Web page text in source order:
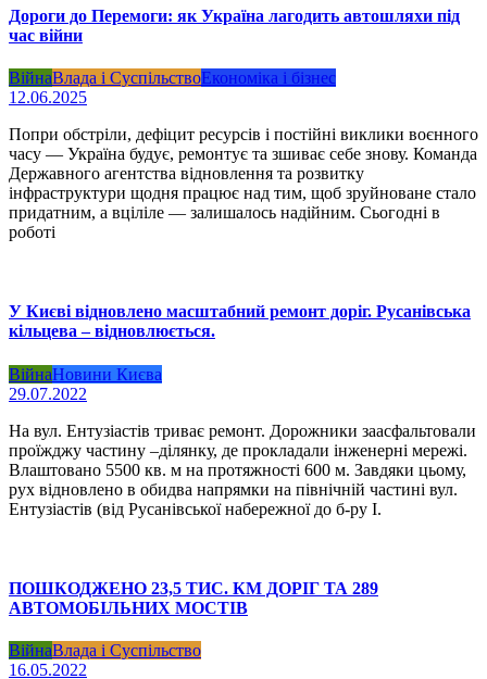
Дороги до Перемоги: як Україна лагодить автошляхи під
час війни
ВійнаВлада і СуспільствоЕкономіка і бізнес
12.06.2025
Попри обстріли, дефіцит ресурсів і постійні виклики воєнного
часу — Україна будує, ремонтує та зшиває себе знову. Команда
Державного агентства відновлення та розвитку
інфраструктури щодня працює над тим, щоб зруйноване стало
придатним, а вціліле — залишалось надійним. Сьогодні в
роботі
У Києві відновлено масштабний ремонт доріг. Русанівська
кільцева – відновлюється.
ВійнаНовини Києва
29.07.2022
На вул. Ентузіастів триває ремонт. Дорожники заасфальтовали
проїжджу частину –ділянку, де прокладали інженерні мережі.
Влаштовано 5500 кв. м на протяжності 600 м. Завдяки цьому,
рух відновлено в обидва напрямки на північній частині вул.
Ентузіастів (від Русанівської набережної до б-ру І.
ПОШКОДЖЕНО 23,5 ТИС. КМ ДОРІГ ТА 289
АВТОМОБІЛЬНИХ МОСТІВ
ВійнаВлада і Суспільство
16.05.2022